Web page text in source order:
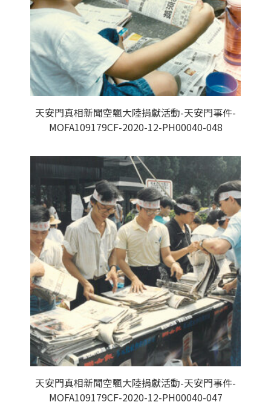
天安門真相新聞空飄大陸捐獻活動-天安門事件-
MOFA109179CF-2020-12-PH00040-048
天安門真相新聞空飄大陸捐獻活動-天安門事件-
MOFA109179CF-2020-12-PH00040-047